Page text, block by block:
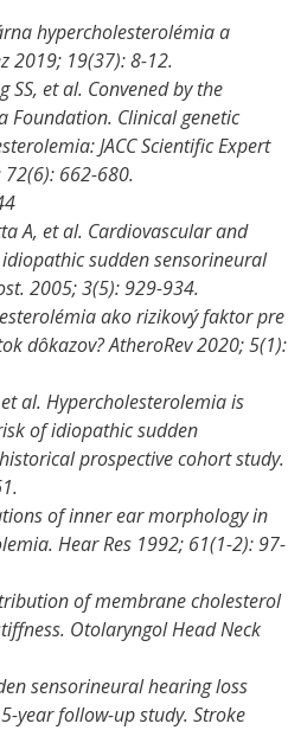
hypercholesterolémiaa
2019; 19(37): 8-12.
SS, et al. Convened by the
Foundation. Clinical genetic
JACC Scientific Expert
72(6): 662-680.
A, et al. Cardiovascular and
sudden sensorineural
2005; 3(5): 929-934.
ako rizikový faktor pre
dôkazov? AtheroRev 2020; 5(1):
et al. Hypercholesterolemia is
of idiopathic sudden
prospective cohort study.
of inner ear morphology in
Hear Res 1992; 61(1-2): 97-
of membrane cholesterol
Otolaryngol Head Neck
sensorineural hearing loss
5-year follow-up study. Stroke